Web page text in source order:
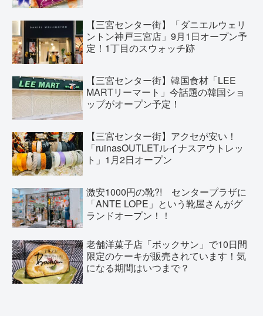
【三宮センター街】「ダニエルウェリ
ントン神戸三宮店」9月1日オープン予
定！1丁目のスウォッチ跡
【三宮センター街】韓国食材「LEE
MARTリーマート」今話題の韓国ショ
ップがオープン予定！
【三宮センター街】アクセが安い！
「ruinasOUTLETルイナスアウトレッ
ト」1月2日オープン
激安1000円の靴?! センタープラザに
「ANTE LOPE」という靴屋さんがグ
ランドオープン！！
老舗洋菓子店「ボックサン」で10日間
限定のケーキが販売されています！気
になる期間はいつまで？